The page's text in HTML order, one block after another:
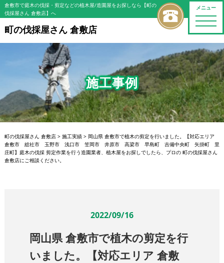
メニュー
toggle
倉敷市で庭木の伐採・剪定などの植木屋/造園屋をお探しなら【町の
伐採屋さん 倉敷店】へ
町の伐採屋さん 倉敷店
施工事例
町の伐採屋さん 倉敷店> 施工実績> 岡山県 倉敷市で植木の剪定を行いました。【対応エリア
倉敷市 総社市 玉野市 浅口市 笠岡市 井原市 高梁市 早島町 吉備中央町 矢掛町 里
庄町】庭木の伐採 剪定作業を行う造園業者、植木屋をお探しでしたら、プロの 町の伐採屋さん
倉敷店にご相談ください。
2022/09/16
岡山県 倉敷市で植木の剪定を行
いました。【対応エリア 倉敷